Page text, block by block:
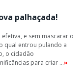
palhaçada!
e sem mascarar o
qual entrou pulando a
o cidadão
para criar …»